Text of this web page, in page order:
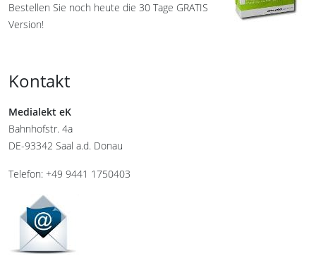
Bestellen Sie noch heute die 30 Tage GRATIS
Version!
Kontakt
Medialekt eK
Bahnhofstr. 4a
DE-93342 Saal a.d. Donau
Telefon: +49 9441 1750403